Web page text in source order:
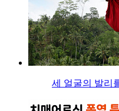
세 얼굴의 발리